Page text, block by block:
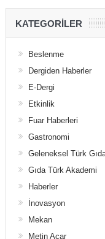
KATEGORILER
Beslenme
Dergiden Haberler
E-Dergi
Etkinlik
Fuar Haberleri
Gastronomi
Geleneksel Türk
Gıda Türk Akademi
Haberler
İnovasyon
Mekan
Metin Acar